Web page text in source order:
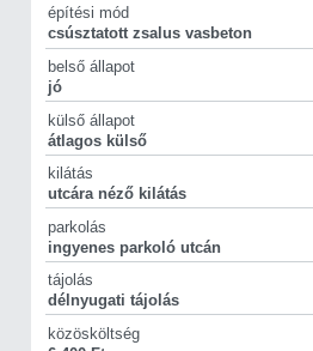
építési mód
csúsztatott zsalus vasbeton
belső állapot
jó
külső állapot
átlagos külső
kilátás
utcára néző kilátás
parkolás
ingyenes parkoló utcán
tájolás
délnyugati tájolás
közösköltség